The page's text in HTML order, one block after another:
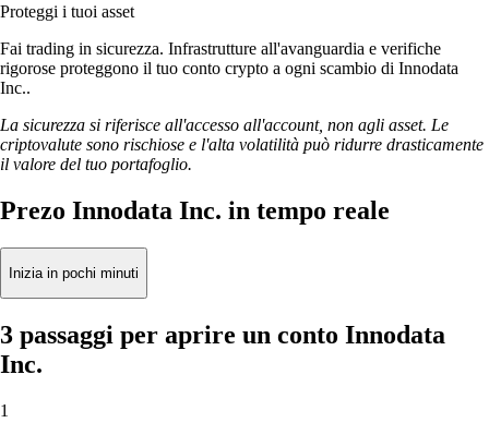
Proteggi i tuoi asset
Fai trading in sicurezza. Infrastrutture all'avanguardia e verifiche
rigorose proteggono il tuo conto crypto a ogni scambio di Innodata
Inc..
La sicurezza si riferisce all'accesso all'account, non agli asset. Le
criptovalute sono rischiose e l'alta volatilità può ridurre drasticamente
il valore del tuo portafoglio.
Prezo Innodata Inc. in tempo reale
Inizia in pochi minuti
3 passaggi per aprire un conto Innodata
Inc.
1